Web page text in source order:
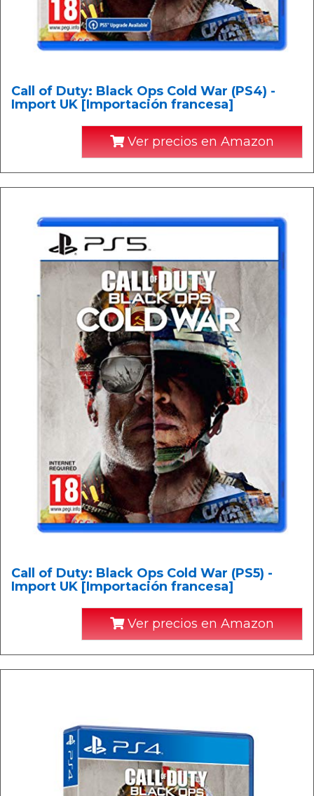
Call of Duty: Black Ops Cold War (PS4) -
Import UK [Importación francesa]
Ver precios en Amazon
Call of Duty: Black Ops Cold War (PS5) -
Import UK [Importación francesa]
Ver precios en Amazon